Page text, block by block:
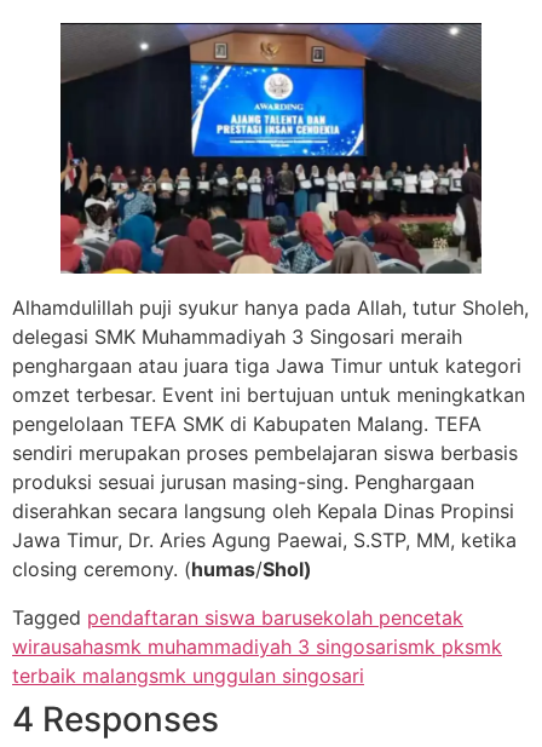
Alhamdulillah puji syukur hanya pada Allah, tutur Sholeh,
delegasi SMK Muhammadiyah 3 Singosari meraih
penghargaan atau juara tiga Jawa Timur untuk kategori
omzet terbesar. Event ini bertujuan untuk meningkatkan
pengelolaan TEFA SMK di Kabupaten Malang. TEFA
sendiri merupakan proses pembelajaran siswa berbasis
produksi sesuai jurusan masing-sing. Penghargaan
diserahkan secara langsung oleh Kepala Dinas Propinsi
Jawa Timur, Dr. Aries Agung Paewai, S.STP, MM, ketika
closing ceremony. (humas/Shol)
Tagged pendaftaran siswa barusekolah pencetak
wirausahasmk muhammadiyah 3 singosarismk pksmk
terbaik malangsmk unggulan singosari
4 Responses